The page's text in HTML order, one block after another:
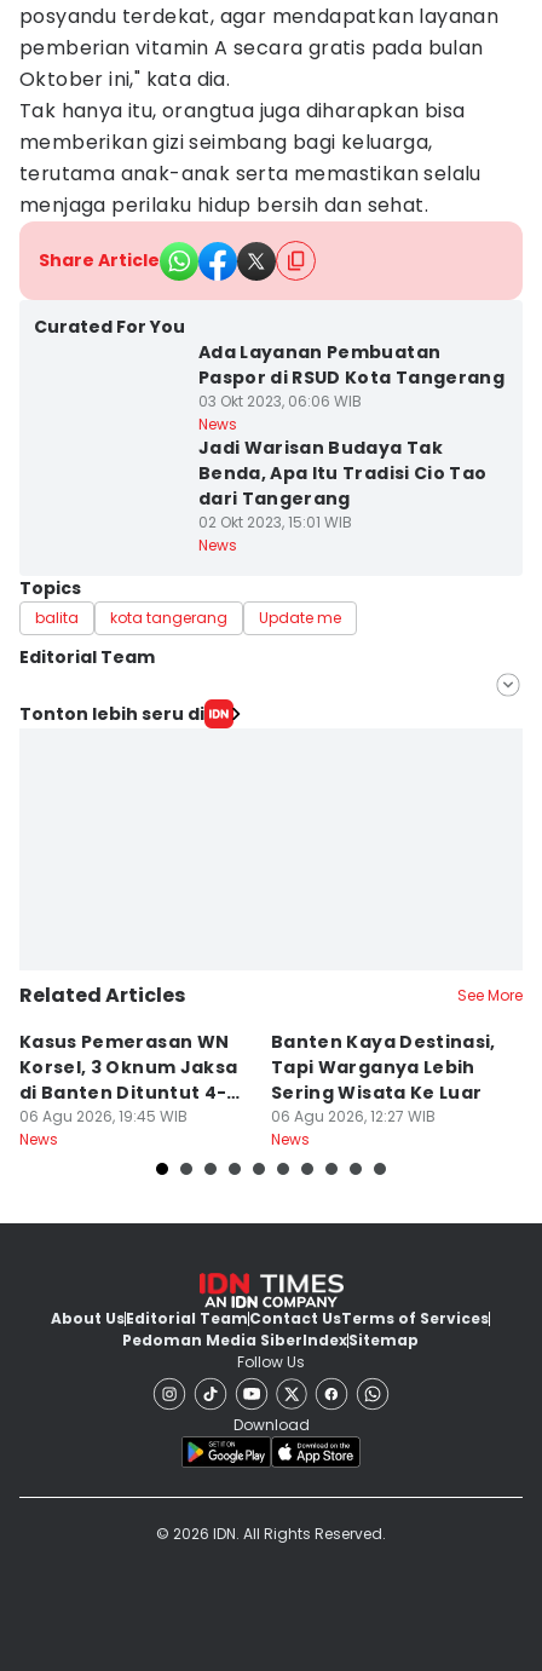
posyandu terdekat, agar mendapatkan layanan
pemberian vitamin A secara gratis pada bulan
Oktober ini," kata dia.
Tak hanya itu, orangtua juga diharapkan bisa
memberikan gizi seimbang bagi keluarga,
terutama anak-anak serta memastikan selalu
menjaga perilaku hidup bersih dan sehat.
Share Article
Curated For You
Ada Layanan Pembuatan
Paspor di RSUD Kota Tangerang
03 Okt 2023, 06:06 WIB
News
Jadi Warisan Budaya Tak
Benda, Apa Itu Tradisi Cio Tao
dari Tangerang
02 Okt 2023, 15:01 WIB
News
Topics
balita kota tangerang Update me
Editorial Team
Editor
Tonton lebih seru di
Related Articles See More
Kasus Pemerasan WN
Korsel, 3 Oknum Jaksa
di Banten Dituntut 4-5
Tahun
06 Agu 2026, 19:45 WIB
News
Banten Kaya Destinasi,
Tapi Warganya Lebih
Sering Wisata Ke Luar
06 Agu 2026, 12:27 WIB
News
About UsEditorial TeamContact UsTerms of Services
Pedoman Media SiberIndexSitemap
Follow Us
Download
© 2026 IDN. All Rights Reserved.